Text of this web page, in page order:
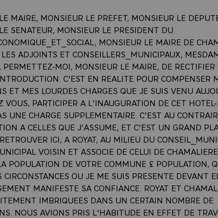
MAIRE, MONSIEUR LE PREFET, MONSIEUR LE
SENATEUR, MONSIEUR LE PRESIDENT DU
MONSIEUR LE MAIRE DE
ADJOINTS ET CONSEILLERS_MUNICIPAUX,
PERMETTEZ-MOI, MONSIEUR LE MAIRE, DE RECTIFIER
C'EST EN REALITE POUR COMPENSER
ET MES LOURDES CHARGES QUE JE SUIS VENU
VOUS, PARTICIPER A L'INAUGURATION DE CET
UNE CHARGE SUPPLEMENTAIRE. C'EST AU
A CELLES QUE J'ASSUME, ET C'EST UN GRAND
ICI, A ROYAT, AU MILIEU DU
VOISIN ET ASSOCIE DE CELUI DE
POPULATION DE VOTRE COMMUNE £ POPULATION,
CIRCONSTANCES OU JE ME SUIS PRESENTE DEVANT
MANIFESTE SA CONFIANCE. ROYAT ET
IMBRIQUEES DANS UN CERTAIN NOMBRE DE
NOUS AVIONS PRIS L'HABITUDE EN EFFET DE